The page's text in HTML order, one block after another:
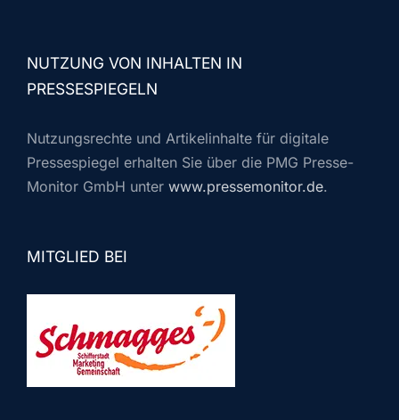
NUTZUNG VON INHALTEN IN
PRESSESPIEGELN
Nutzungsrechte und Artikelinhalte für digitale
Pressespiegel erhalten Sie über die PMG Presse-
Monitor GmbH unter www.pressemonitor.de.
MITGLIED BEI